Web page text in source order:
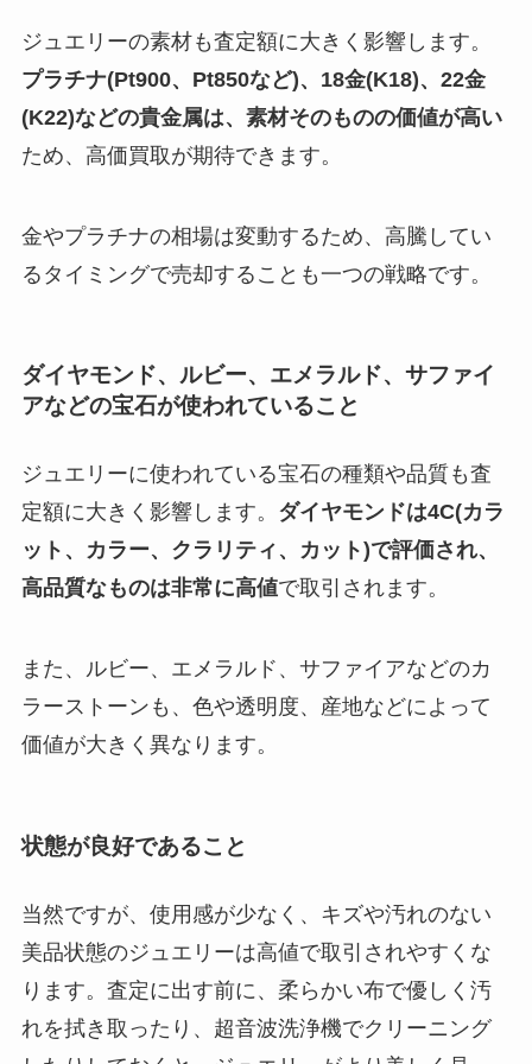
ジュエリーの素材も査定額に大きく影響します。
プラチナ(Pt900、Pt850など)、18金(K18)、22金
(K22)などの貴金属は、素材そのものの価値が高い
ため、高価買取が期待できます。
金やプラチナの相場は変動するため、高騰してい
るタイミングで売却することも一つの戦略です。
ダイヤモンド、ルビー、エメラルド、サファイ
アなどの宝石が使われていること
ジュエリーに使われている宝石の種類や品質も査
定額に大きく影響します。 ダイヤモンドは4C(カラ
ット、カラー、クラリティ、カット)で評価され、
高品質なものは非常に高値で取引されます。
また、ルビー、エメラルド、サファイアなどのカ
ラーストーンも、色や透明度、産地などによって
価値が大きく異なります。
状態が良好であること
当然ですが、使用感が少なく、キズや汚れのない
美品状態のジュエリーは高値で取引されやすくな
ります。査定に出す前に、柔らかい布で優しく汚
れを拭き取ったり、超音波洗浄機でクリーニング